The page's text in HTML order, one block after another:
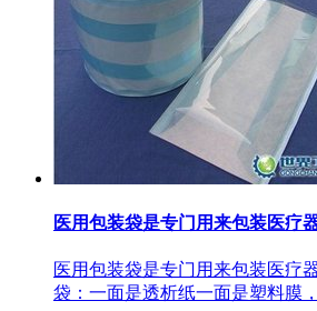
医用包装袋‌是专门用来包装医疗
医用包装袋‌是专门用来包装医疗
袋‌：一面是透析纸一面是塑料膜